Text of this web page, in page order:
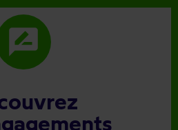
rate_review